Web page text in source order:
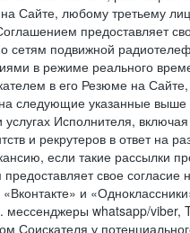
Сайте, любому третьему
предоставляет
сетям подвижной
в режиме реального
в его Резюме на
следующие указанные
Исполнителя,
и рекрутеров в ответ
если такие рассылки
свое
и
мессенджеры whatsapp/
Соискателя у